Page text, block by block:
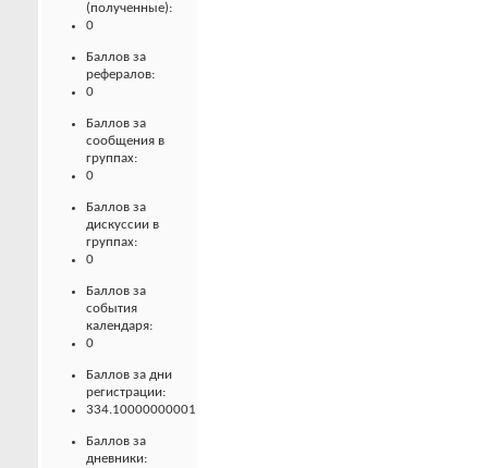
(полученные):
0
Баллов за
рефералов:
0
Баллов за
сообщения в
группах:
0
Баллов за
дискуссии в
группах:
0
Баллов за
события
календаря:
0
Баллов за дни
регистрации:
334.10000000001
Баллов за
дневники: